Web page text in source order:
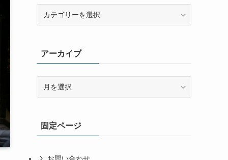
ーアーカイブ
ブ固定ページ
お問い合わせ